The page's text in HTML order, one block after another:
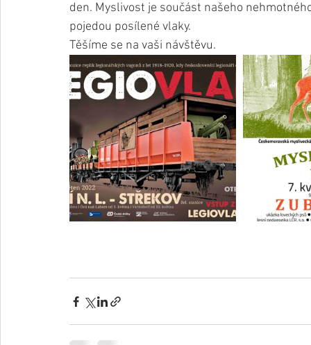
den. Myslivost je součást našeho
pojedou posílené vlaky.
Těšíme se na vaši návštěvu.